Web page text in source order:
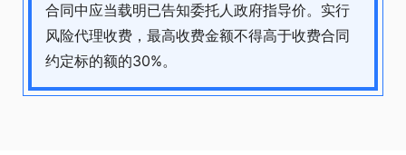
合同中应当载明已告知委托人政府指导价。实行
风险代理收费，最高收费金额不得高于收费合同
约定标的额的30%。